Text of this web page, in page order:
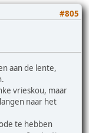
#805
aan de lente,
vrieskou, maar
naar het
te hebben